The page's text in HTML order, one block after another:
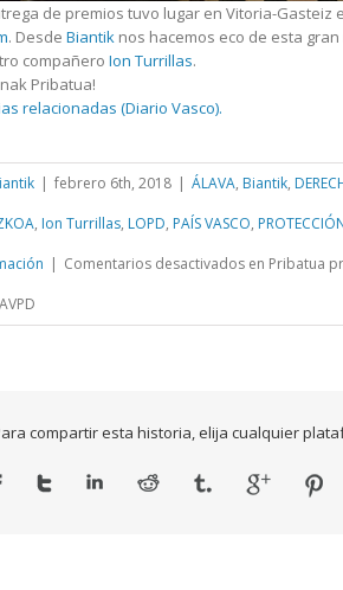
de premios tuvo lugar en Vitoria-Gasteiz
. Desde Biantik nos hacemos eco de esta
compañero Ion Turrillas.
Pribatua!
relacionadas (Diario Vasco).
| febrero 6th, 2018 | ÁLAVA, Biantik,
, Ion Turrillas, LOPD, PAÍS VASCO,
| Comentarios desactivados en Pribatua
compartir esta historia, elija cualquier